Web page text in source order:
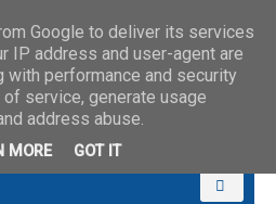
Google to deliver its services
IP address and user-agent are
with performance and security
service, generate usage
address abuse.
MORE GOT IT